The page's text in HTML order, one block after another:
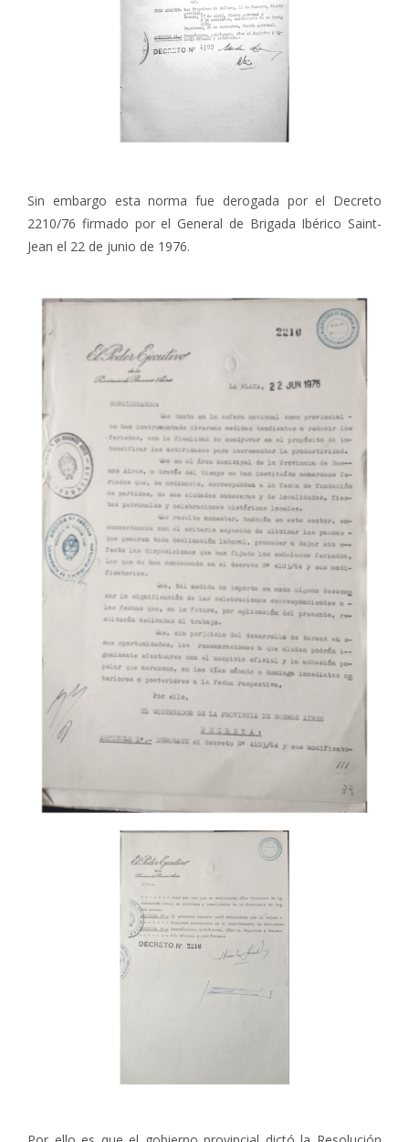
Sin embargo esta norma fue derogada por el Decreto
2210/76 firmado por el General de Brigada Ibérico Saint-
Jean el 22 de junio de 1976.